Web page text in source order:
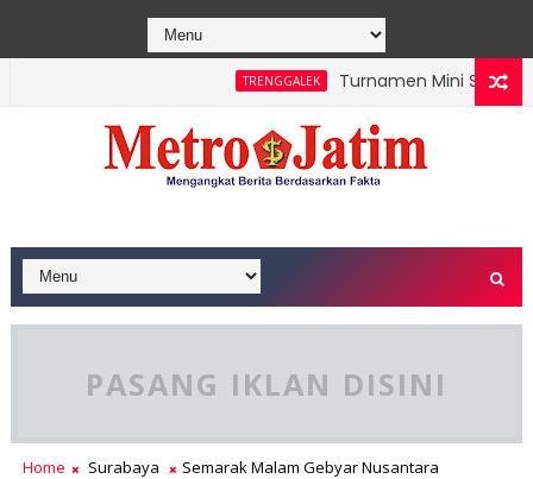
TRENGGALEK
Turnamen Mini Soccer
PASANG IKLAN DISINI
Home Surabaya
Semarak Malam Gebyar Nusantara